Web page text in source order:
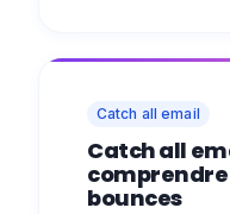
Catch all email
Catch all
bounces